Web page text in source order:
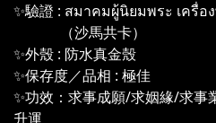
✨驗證 : สมาคมผู้นิยมพระ เครื่อ
（沙馬共卡）
✨外殼 : 防水真金殼
✨保存度／品相 : 極佳
✨功效：求事成願/求姻緣/求
升運